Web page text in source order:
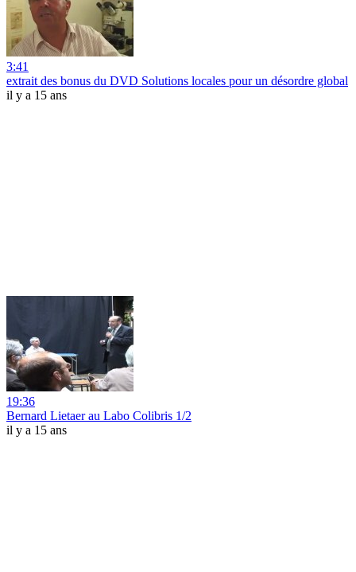
3:41
extrait des bonus du DVD Solutions locales pour un désordre global
il y a 15 ans
19:36
Bernard Lietaer au Labo Colibris 1/2
il y a 15 ans